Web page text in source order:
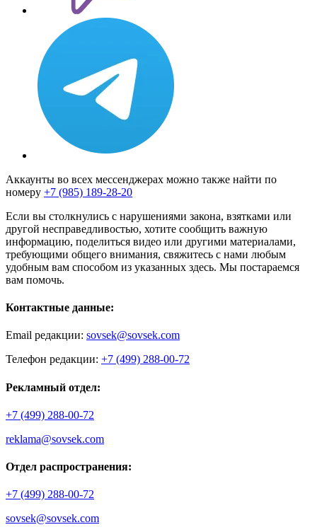
Аккаунты во всех мессенджерах можно также найти по
номеру +7 (985) 189-28-20
Если вы столкнулись с нарушениями закона, взятками или
другой несправедливостью, хотите сообщить важную
информацию, поделиться видео или другими материалами,
требующими общего внимания, свяжитесь с нами любым
удобным вам способом из указанных здесь. Мы постараемся
вам помочь.
Контактные данные:
Email редакции: sovsek@sovsek.com
Телефон редакции: +7 (499) 288-00-72
Рекламный отдел:
+7 (499) 288-00-72
reklama@sovsek.com
Отдел распространения:
+7 (499) 288-00-72
sovsek@sovsek.com